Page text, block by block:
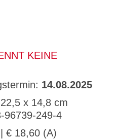
KEINE
14.08.2025
x 14,8 cm
96739-249-4
| € 18,60 (A)
des